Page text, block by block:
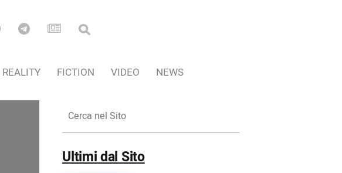
REALITY FICTION VIDEO NEWS
nel
Sito
Ultimi dal Sito